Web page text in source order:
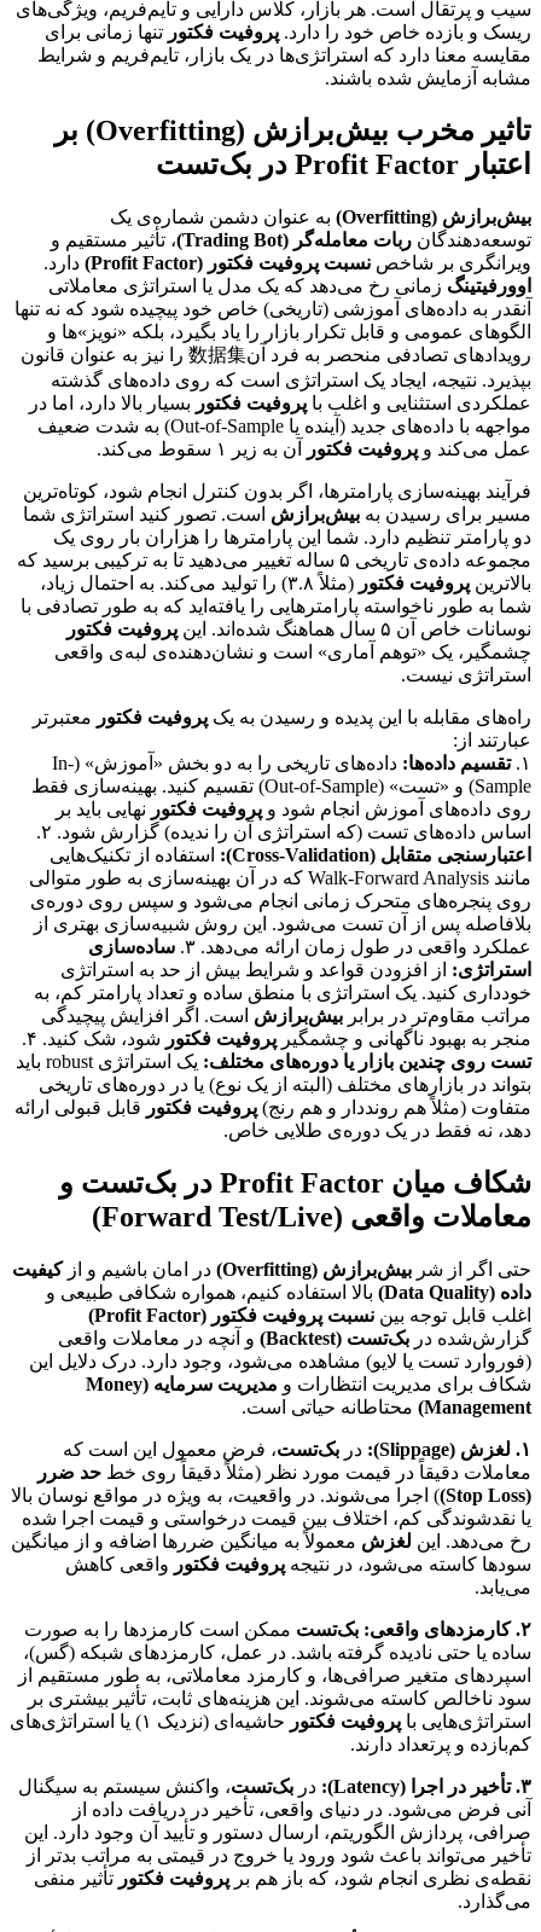
سیب و پرتقال است. هر بازار، کلاس دارایی و تایم‌فریم، ویژگی‌های
ریسک و بازده خاص خود را دارد. پروفیت فکتور تنها زمانی برای
مقایسه معنا دارد که استراتژی‌ها در یک بازار، تایم‌فریم و شرایط
مشابه آزمایش شده باشند.
تاثیر مخرب بیش‌برازش (Overfitting) بر
اعتبار Profit Factor در بک‌تست
بیش‌برازش (Overfitting)
به عنوان دشمن شماره‌ی یک
توسعه‌دهندگان ربات معامله‌گر (Trading Bot)
، تأثیر مستقیم و
ویرانگری بر شاخص نسبت پروفیت فکتور (Profit Factor)
دارد.
اوورفیتینگ زمانی رخ می‌دهد که یک مدل یا استراتژی معاملاتی
آنقدر به داده‌های آموزشی (تاریخی) خاص خود پیچیده شود که نه تنها
الگوهای عمومی و قابل تکرار بازار را یاد بگیرد، بلکه «نویز»ها و
رویدادهای تصادفی منحصر به فرد آن数据集 را نیز به عنوان قانون
بپذیرد. نتیجه، ایجاد یک استراتژی است که روی داده‌های گذشته
عملکردی استثنایی و اغلب با پروفیت فکتور بسیار بالا دارد، اما در
مواجهه با داده‌های جدید (آینده یا Out-of-Sample) به شدت ضعیف
عمل می‌کند و پروفیت فکتور آن به زیر ۱ سقوط می‌کند.
فرآیند بهینه‌سازی پارامترها، اگر بدون کنترل انجام شود، کوتاه‌ترین
مسیر برای رسیدن به بیش‌برازش است. تصور کنید استراتژی شما
دو پارامتر تنظیم دارد. شما این پارامترها را هزاران بار روی یک
مجموعه داده‌ی تاریخی ۵ ساله تغییر می‌دهید تا به ترکیبی برسید که
بالاترین پروفیت فکتور
(مثلاً ۳.۸) را تولید می‌کند. به احتمال زیاد،
شما به طور ناخواسته پارامترهایی را یافته‌اید که به طور تصادفی با
نوسانات خاص آن ۵ سال هماهنگ شده‌اند. این
پروفیت فکتور
چشمگیر، یک «توهم آماری» است و نشان‌دهنده‌ی لبه‌ی واقعی
استراتژی نیست.
راه‌های مقابله با این پدیده و رسیدن به یک پروفیت فکتور معتبرتر
عبارتند از:
۱. تقسیم داده‌ها:
داده‌های تاریخی را به دو بخش «آموزش» (In-
Sample) و «تست» (Out-of-Sample) تقسیم کنید. بهینه‌سازی فقط
روی داده‌های آموزش انجام شود و پروفیت فکتور نهایی باید بر
اساس داده‌های تست (که استراتژی آن را ندیده) گزارش شود. ۲.
اعتبارسنجی متقابل (Cross-Validation):
استفاده از تکنیک‌هایی
مانند Walk-Forward Analysis که در آن بهینه‌سازی به طور متوالی
روی پنجره‌های متحرک زمانی انجام می‌شود و سپس روی دوره‌ی
بلافاصله پس از آن تست می‌شود. این روش شبیه‌سازی بهتری از
عملکرد واقعی در طول زمان ارائه می‌دهد. ۳.
ساده‌سازی
استراتژی: از افزودن قواعد و شرایط بیش از حد به استراتژی
خودداری کنید. یک استراتژی با منطق ساده و تعداد پارامتر کم، به
مراتب مقاوم‌تر در برابر بیش‌برازش است. اگر افزایش پیچیدگی
منجر به بهبود ناگهانی و چشمگیر پروفیت فکتور شود، شک کنید. ۴.
تست روی چندین بازار یا دوره‌های مختلف:
یک استراتژی robust باید
بتواند در بازارهای مختلف (البته از یک نوع) یا در دوره‌های تاریخی
متفاوت (مثلاً هم رونددار و هم رنج) پروفیت فکتور قابل قبولی ارائه
دهد، نه فقط در یک دوره‌ی طلایی خاص.
شکاف میان Profit Factor در بک‌تست و
معاملات واقعی (Forward Test/Live)
حتی اگر از شر بیش‌برازش (Overfitting) در امان باشیم و ازکیفیت
داده (Data Quality)
بالا استفاده کنیم، همواره شکافی طبیعی و
اغلب قابل توجه بین نسبت پروفیت فکتور (Profit Factor)
گزارش‌شده در بک‌تست (Backtest)
و آنچه در معاملات واقعی
(فوروارد تست یا لایو) مشاهده می‌شود، وجود دارد. درک دلایل این
شکاف برای مدیریت انتظارات و
مدیریت سرمایه (Money
Management) محتاطانه حیاتی است.
۱. لغزش (Slippage): در بک‌تست، فرض معمول این است که
معاملات دقیقاً در قیمت مورد نظر (مثلاً دقیقاً روی خط حد ضرر
(Stop Loss)
) اجرا می‌شوند. در واقعیت، به ویژه در مواقع نوسان بالا
یا نقدشوندگی کم، اختلاف بین قیمت درخواستی و قیمت اجرا شده
رخ می‌دهد. این لغزش معمولاً به میانگین ضررها اضافه و از میانگین
سودها کاسته می‌شود، در نتیجه پروفیت فکتور واقعی کاهش
می‌یابد.
۲. کارمزدهای واقعی: بک‌تست ممکن است کارمزدها را به صورت
ساده یا حتی نادیده گرفته باشد. در عمل، کارمزدهای شبکه (گس)،
اسپردهای متغیر صرافی‌ها، و کارمزد معاملاتی، به طور مستقیم از
سود ناخالص کاسته می‌شوند. این هزینه‌های ثابت، تأثیر بیشتری بر
استراتژی‌هایی با پروفیت فکتور
حاشیه‌ای (نزدیک ۱) یا استراتژی‌های
کم‌بازده و پرتعداد دارند.
۳. تأخیر در اجرا (Latency): در بک‌تست، واکنش سیستم به سیگنال
آنی فرض می‌شود. در دنیای واقعی، تأخیر در دریافت داده از
صرافی، پردازش الگوریتم، ارسال دستور و تأیید آن وجود دارد. این
تأخیر می‌تواند باعث شود ورود یا خروج در قیمتی به مراتب بدتر از
نقطه‌ی نظری انجام شود، که باز هم بر پروفیت فکتور تأثیر منفی
می‌گذارد.